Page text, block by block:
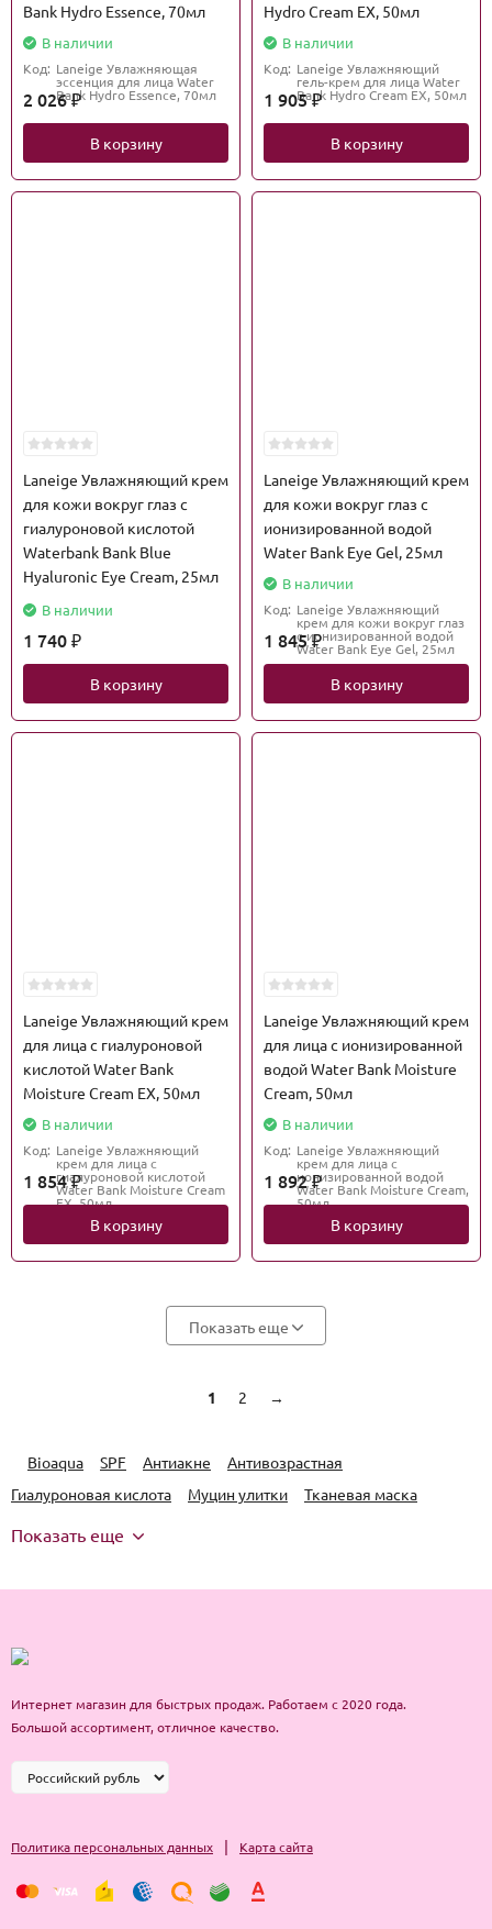
Bank Hydro Essence, 70мл
В наличии
Код: Laneige Увлажняющая
эссенция для лица Water
Bank Hydro Essence, 70мл
2 026₽
В корзину
Hydro Cream EX, 50мл
В наличии
Код: Laneige Увлажняющий
гель-крем для лица Water
Bank Hydro Cream EX, 50мл
1 905₽
В корзину
Laneige Увлажняющий крем
для кожи вокруг глаз с
гиалуроновой кислотой
Waterbank Bank Blue
Hyaluronic Eye Cream, 25мл
В наличии
1 740 ₽
В корзину
Laneige Увлажняющий крем
для кожи вокруг глаз с
ионизированной водой
Water Bank Eye Gel, 25мл
В наличии
Код: Laneige Увлажняющий
крем для кожи вокруг глаз
с ионизированной водой
Water Bank Eye Gel, 25мл
1 845₽
В корзину
Laneige Увлажняющий крем
для лица с гиалуроновой
кислотой Water Bank
Moisture Cream EX, 50мл
В наличии
Код: Laneige Увлажняющий
крем для лица с
гиалуроновой кислотой
Water Bank Moisture Cream
EX, 50мл
1 854₽
В корзину
Laneige Увлажняющий крем
для лица с ионизированной
водой Water Bank Moisture
Cream, 50мл
В наличии
Код: Laneige Увлажняющий
крем для лица с
ионизированной водой
Water Bank Moisture Cream,
50мл
1 892₽
В корзину
Показать еще
1 2 →
Bioaqua SPF Антиакне
Антивозрастная
Гиалуроновая кислота
Муцин улитки Тканевая маска
Показать еще
Интернет магазин для быстрых продаж. Работаем с 2020 года.
Большой ассортимент, отличное качество.
Политика персональных данных | Карта сайта